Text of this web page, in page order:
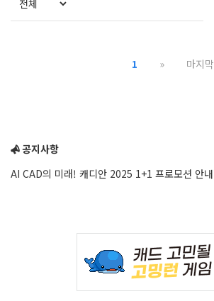
1 » 마지막
공지사항
AI CAD의 미래! 캐디안 2025 1+1 프로모션 안내